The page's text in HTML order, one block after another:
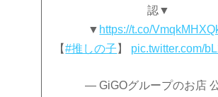
認▼
▼ https://t.co/
【#推しの子 】 pic.twitter.com/
— GiGOグループのお店